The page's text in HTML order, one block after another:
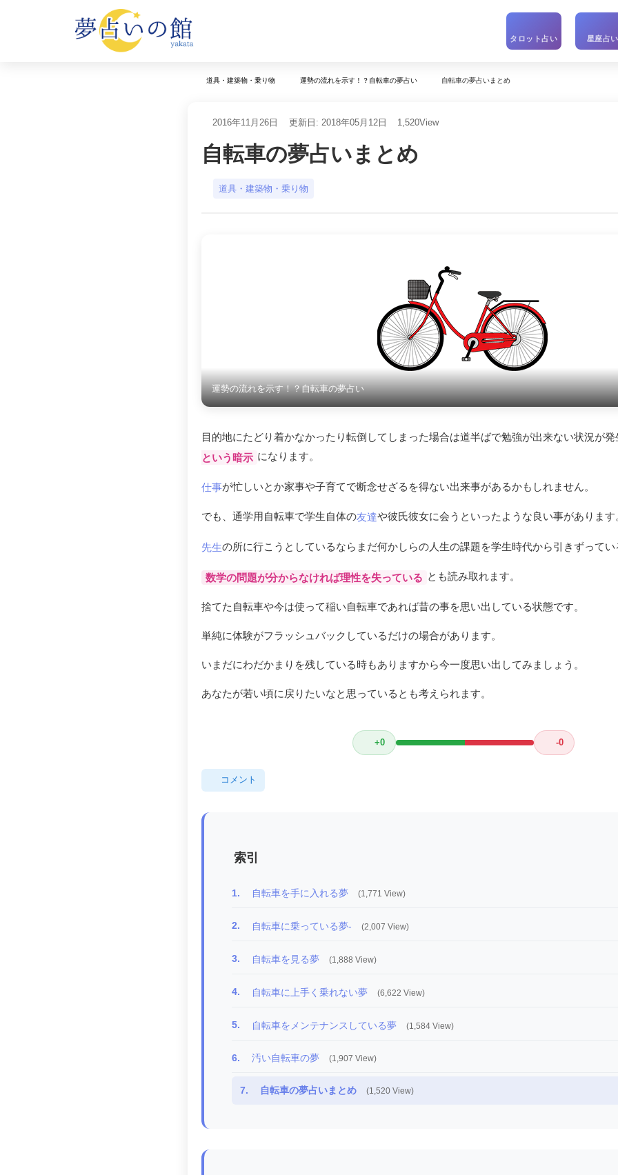
タロット占い 星座占い
道具・建築物・乗り物 運勢の流れを示す！？自転車の夢占い 自転車の夢占いまとめ
2016年11月26日 更新日: 2018年05月12日 1,520View
自転車の夢占いまとめ
道具・建築物・乗り物
運勢の流れを示す！？自転車の夢占い
目的地にたどり着かなかったり転倒してしまった場合は道半ばで勉強が出来ない状況が
という暗示 になります。
仕事が忙しいとか家事や子育てで断念せざるを得ない出来事があるかもしれません。
でも、通学用自転車で学生自体の友達や彼氏彼女に会うといったような良い事があります
先生の所に行こうとしているならまだ何かしらの人生の課題を学生時代から引きずって
数学の問題が分からなければ理性を失っている とも読み取れます。
捨てた自転車や今は使って稲い自転車であれば昔の事を思い出している状態です。
単純に体験がフラッシュバックしているだけの場合があります。
いまだにわだかまりを残している時もありますから今一度思い出してみましょう。
あなたが若い頃に戻りたいなと思っているとも考えられます。
+0 -0
コメント
索引
1. 自転車を手に入れる夢 (1,771 View)
2. 自転車に乗っている夢- (2,007 View)
3. 自転車を見る夢 (1,888 View)
4. 自転車に上手く乗れない夢 (6,622 View)
5. 自転車をメンテナンスしている夢 (1,584 View)
6. 汚い自転車の夢 (1,907 View)
7. 自転車の夢占いまとめ (1,520 View)